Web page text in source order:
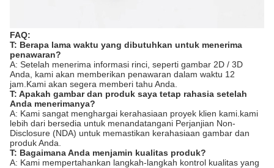
FAQ:
T: Berapa lama waktu yang dibutuhkan untuk menerima
penawaran?
A: Setelah menerima informasi rinci, seperti gambar 2D / 3D
Anda, kami akan memberikan penawaran dalam waktu 12
jam.Kami akan segera memberi tahu Anda.
T: Apakah gambar dan produk saya tetap rahasia setelah
Anda menerimanya?
A: Kami sangat menghargai kerahasiaan proyek klien kami.kami
lebih dari bersedia untuk menandatangani Perjanjian Non-
Disclosure (NDA) untuk memastikan kerahasiaan gambar dan
produk Anda.
T: Bagaimana Anda menjamin kualitas produk?
A: Kami mempertahankan langkah-langkah kontrol kualitas yang